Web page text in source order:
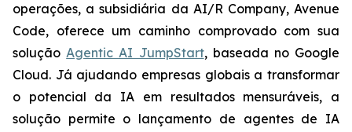
operações, a subsidiária da AI/R Company, Avenue
Code, oferece um caminho comprovado com sua
soluçãoAgentic AI JumpStart, baseada no Google
Cloud. Já ajudando empresas globais a transformar
o potencial da IA em resultados mensuráveis, a
solução permite o lançamento de agentes de IA